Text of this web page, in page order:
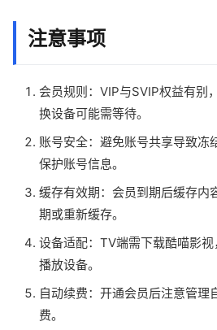
注意事项
会员规则：VIP与SVIP权益有别
换设备可能需等待。
账号安全：避免账号共享导致冻
保护账号信息。
缓存有效期：会员到期后缓存内
期或重新缓存。
设备适配：TV端需下载酷喵影
播放设备。
自动续费：开通会员后注意管理
费。